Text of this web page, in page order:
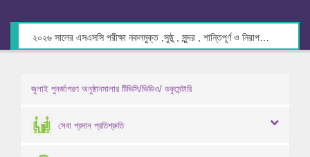
জুলাই পুনর্জাগরণ অনুষ্ঠানমালার টিভিসি/ভিডিও/ ডকুমেন্টারি
সেবা প্রদান প্রতিশ্রুতি